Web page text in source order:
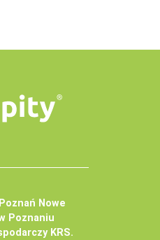
Nowe
Poznaniu
KRS.